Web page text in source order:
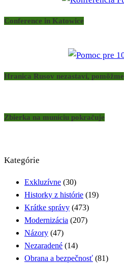
Conference in Katowice
Hranica Rusov nezastaví, pomôžme
Zbierka na muníciu pokračuje
Kategórie
Exkluzívne (30)
Historky z histórie (19)
Krátke správy (473)
Modernizácia (207)
Názory (47)
Nezaradené (14)
Obrana a bezpečnosť (81)